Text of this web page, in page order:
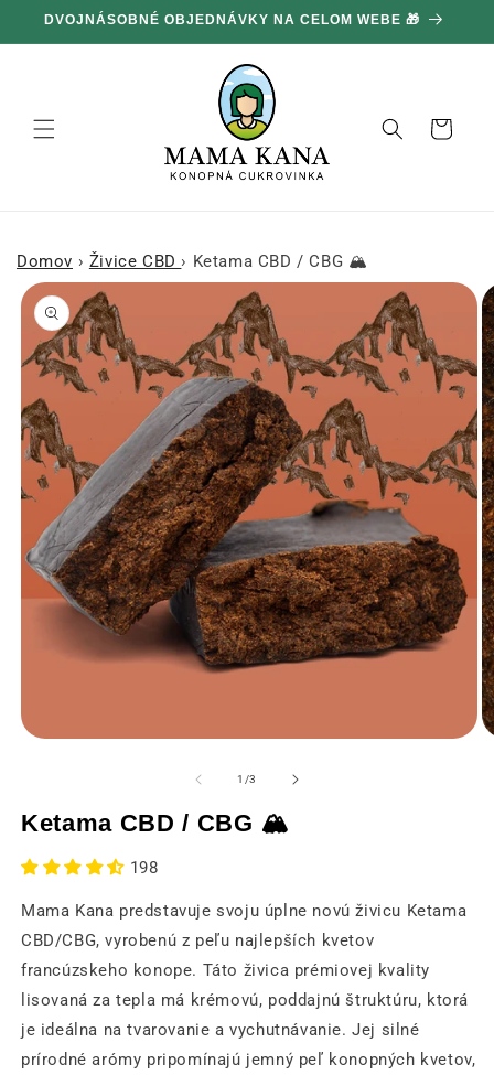
a prejsť
na obsah
Košík
Domov › Živice CBD › Ketama CBD / CBG 🏔
Prejsť na
informácie
o produkte
modálnom
okne
1 /z3
Ketama CBD / CBG 🏔
198
Mama Kana predstavuje svoju úplne novú živicu Ketama
CBD/CBG, vyrobenú z peľu najlepších kvetov
francúzskeho konope. Táto živica prémiovej kvality
lisovaná za tepla má krémovú, poddajnú štruktúru, ktorá
je ideálna na tvarovanie a vychutnávanie. Jej silné
prírodné arómy pripomínajú jemný peľ konopných kvetov,